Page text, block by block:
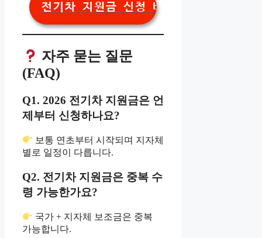
전기차 지원금 신청 바로가기
자주 묻는 질문
(FAQ)
Q1. 2026 전기차 지원금은 언
제부터 신청하나요?
보통 연초부터 시작되며 지자체
별로 일정이 다릅니다.
Q2. 전기차 지원금은 중복 수
령 가능한가요?
국가 + 지자체 보조금은 중복
가능합니다.